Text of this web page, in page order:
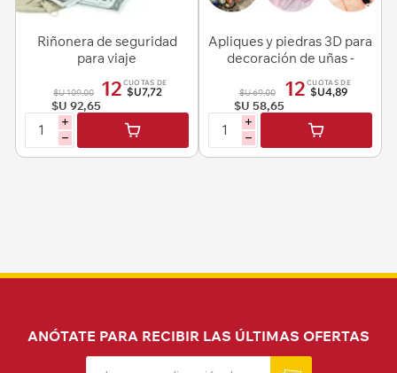
Riñonera de seguridad
para viaje
$U 109,00
$U 92,65
12 CUOTAS DE
$U7,72
i
h
Apliques y piedras 3D para
decoración de uñas -
$U 69,00
$U 58,65
12 CUOTAS DE
$U4,89
i
h
ANÓTATE PARA RECIBIR LAS ÚLTIMAS OFERTAS